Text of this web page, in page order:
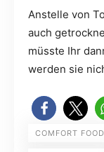
Anstelle von
auch
müsste Ihr
werden sie
COMFORT FOOD